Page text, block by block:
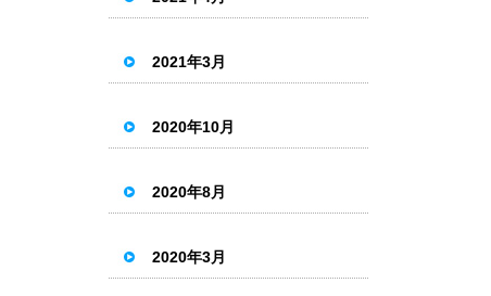
2021年3月
2020年10月
2020年8月
2020年3月